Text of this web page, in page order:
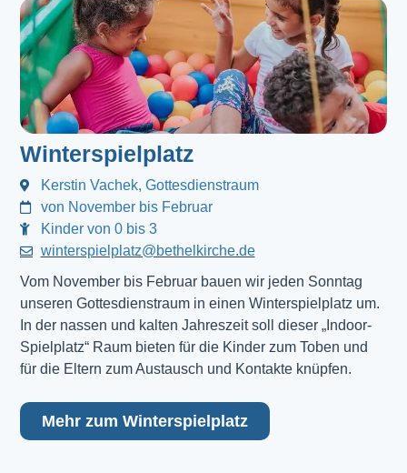
Winterspielplatz
Kerstin Vachek, Gottesdienstraum
von November bis Februar
Kinder von 0 bis 3
winterspielplatz@bethelkirche.de
Vom November bis Februar bauen wir jeden Sonntag
unseren Gottesdienstraum in einen Winterspielplatz um.
In der nassen und kalten Jahreszeit soll dieser „Indoor-
Spielplatz“ Raum bieten für die Kinder zum Toben und
für die Eltern zum Austausch und Kontakte knüpfen.
Mehr zum Winterspielplatz